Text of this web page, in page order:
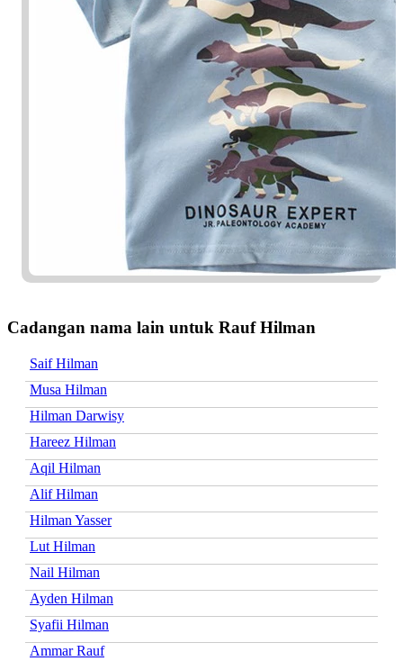
Cadangan nama lain untuk Rauf Hilman
Saif Hilman
Musa Hilman
Hilman Darwisy
Hareez Hilman
Aqil Hilman
Alif Hilman
Hilman Yasser
Lut Hilman
Nail Hilman
Ayden Hilman
Syafii Hilman
Ammar Rauf